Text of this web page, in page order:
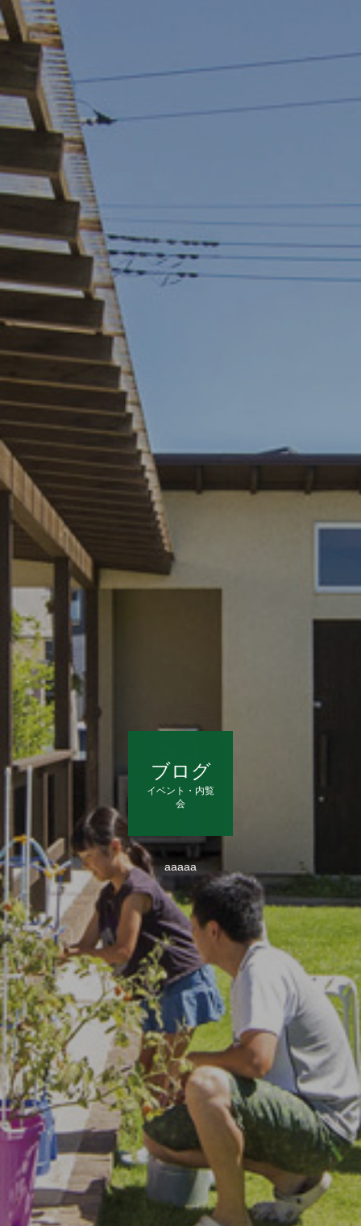
ブログ
イベント・内覧
会
aaaaa